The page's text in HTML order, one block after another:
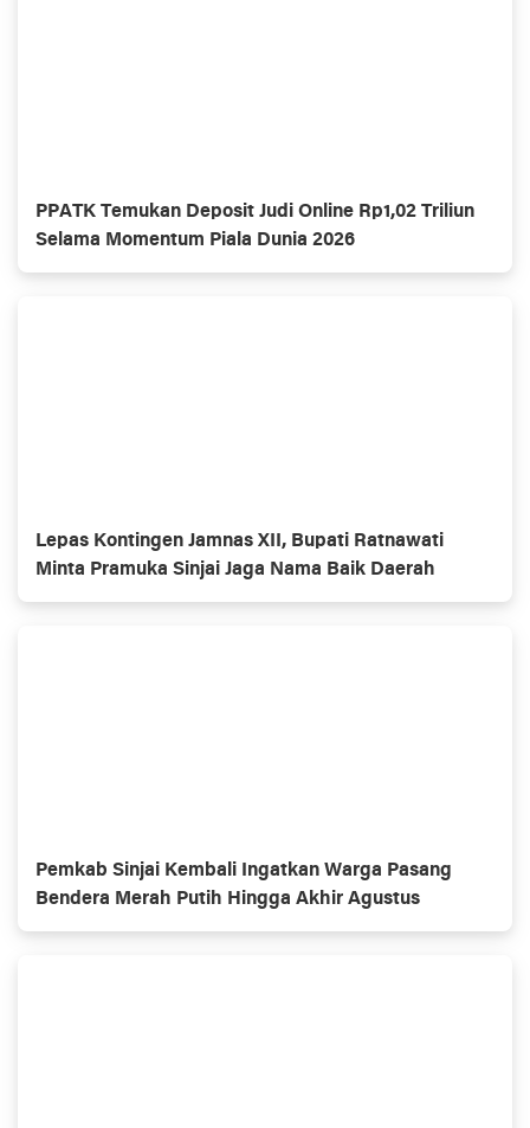
PPATK Temukan Deposit Judi Online Rp1,02 Triliun
Selama Momentum Piala Dunia 2026
Lepas Kontingen Jamnas XII, Bupati Ratnawati
Minta Pramuka Sinjai Jaga Nama Baik Daerah
Pemkab Sinjai Kembali Ingatkan Warga Pasang
Bendera Merah Putih Hingga Akhir Agustus